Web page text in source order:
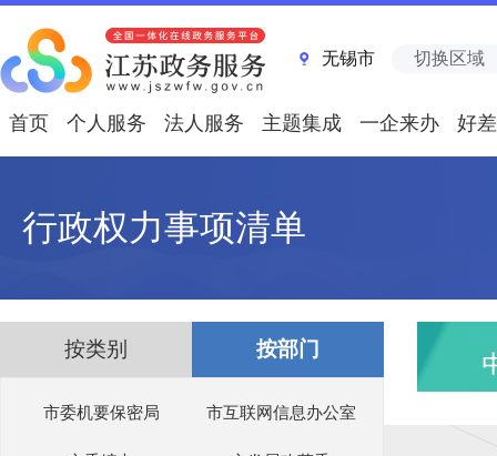
无锡市 切换区域
首页 个人服务 法人服务 主题集成 一企来办 好
行政权力事项清单
按类别 按部门
市委机要保密局 市互联网信息办公室